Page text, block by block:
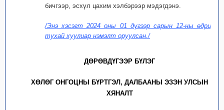
бичгээр, эсхүл цахим хэлбэрээр мэдэгдэнэ.
/Энэ хэсэгт 2024 оны 01 дүгээр сарын 12-ны өдрийн
тухай хуулиар нэмэлт оруулсан./
ДӨРӨВДҮГЭЭР БҮЛЭГ
ХӨЛӨГ ОНГОЦНЫ БҮРТГЭЛ, ДАЛБААНЫ ЭЗЭН УЛСЫН
ХЯНАЛТ